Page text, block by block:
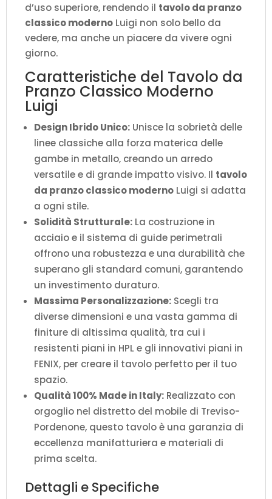
d’uso superiore, rendendo il tavolo da pranzo
classico moderno Luigi non solo bello da
vedere, ma anche un piacere da vivere ogni
giorno.
Caratteristiche del Tavolo da
Pranzo Classico Moderno
Luigi
Design Ibrido Unico: Unisce la sobrietà delle
linee classiche alla forza materica delle
gambe in metallo, creando un arredo
versatile e di grande impatto visivo. Il tavolo
da pranzo classico moderno Luigi si adatta
a ogni stile.
Solidità Strutturale: La costruzione in
acciaio e il sistema di guide perimetrali
offrono una robustezza e una durabilità che
superano gli standard comuni, garantendo
un investimento duraturo.
Massima Personalizzazione: Scegli tra
diverse dimensioni e una vasta gamma di
finiture di altissima qualità, tra cui i
resistenti piani in HPL e gli innovativi piani in
FENIX, per creare il tavolo perfetto per il tuo
spazio.
Qualità 100% Made in Italy: Realizzato con
orgoglio nel distretto del mobile di Treviso-
Pordenone, questo tavolo è una garanzia di
eccellenza manifatturiera e materiali di
prima scelta.
Dettagli e Specifiche